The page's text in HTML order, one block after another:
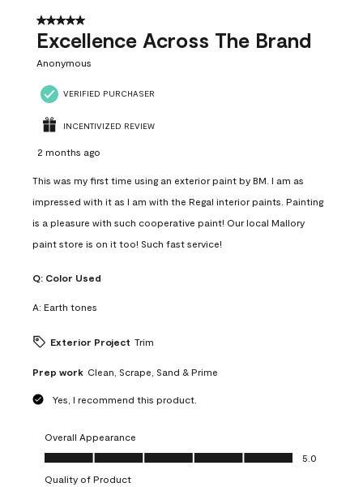
5 out of 5 stars.
Excellence Across The Brand
Anonymous
VERIFIED PURCHASER
INCENTIVIZED REVIEW
2 months ago
This was my first time using an exterior paint by BM. I am as
impressed with it as I am with the Regal interior paints. Painting
is a pleasure with such cooperative paint! Our local Mallory
paint store is on it too! Such fast service!
Q: Color Used
A: Earth tones
Exterior Project Trim
Prep work Clean, Scrape, Sand & Prime
Yes, I recommend this product.
Overall Appearance
Overall Appearance, 5.0 out of 5
5.0
Quality of Product